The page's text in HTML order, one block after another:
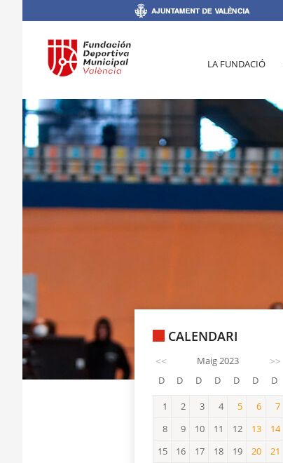
LA FUNDACIÓ
CALENDARI
<< Maig 2023 >>
D D D D D D D
1 2 3 4 5 6
6
7
7
8 9 10 11 12 13
13
14
14
15 16 17 18 19 20 21